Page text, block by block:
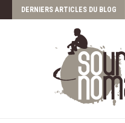
DERNIERS ARTICLES DU BLOG